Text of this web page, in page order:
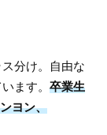
分け。自由な
ます。卒業生
ヨン、